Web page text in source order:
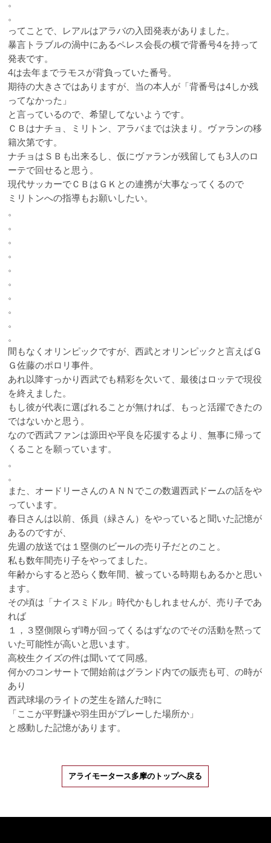
。
。
ってことで、レアルはアラバの入団発表がありました。
暴言トラブルの渦中にあるペレス会長の横で背番号4を持って
発表です。
4は去年までラモスが背負っていた番号。
期待の大きさではありますが、当の本人が「背番号は4しか残
ってなかった」
と言っているので、希望してないようです。
ＣＢはナチョ、ミリトン、アラバまでは決まり。ヴァランの移
籍次第です。
ナチョはＳＢも出来るし、仮にヴァランが残留しても3人のロ
ーテで回せると思う。
現代サッカーでＣＢはＧＫとの連携が大事なってくるので
ミリトンへの指導もお願いしたい。
。
。
。
。
。
。
。
。
。
。
間もなくオリンピックですが、西武とオリンピックと言えばＧ
Ｇ佐藤のポロリ事件。
あれ以降すっかり西武でも精彩を欠いて、最後はロッテで現役
を終えました。
もし彼が代表に選ばれることが無ければ、もっと活躍できたの
ではないかと思う。
なので西武ファンは源田や平良を応援するより、無事に帰って
くることを願っています。
。
。
また、オードリーさんのＡＮＮでこの数週西武ドームの話をや
っています。
春日さんは以前、係員（緑さん）をやっていると聞いた記憶が
あるのですが、
先週の放送では１塁側のビールの売り子だとのこと。
私も数年間売り子をやってました。
年齢からすると恐らく数年間、被っている時期もあるかと思い
ます。
その頃は「ナイスミドル」時代かもしれませんが、売り子であ
れば
１，３塁側限らず噂が回ってくるはずなのでその活動を黙って
いた可能性が高いと思います。
高校生クイズの件は聞いてて同感。
何かのコンサートで開始前はグランド内での販売も可、の時が
あり
西武球場のライトの芝生を踏んだ時に
「ここが平野謙や羽生田がプレーした場所か」
と感動した記憶があります。
アライモータース多摩のトップへ戻る